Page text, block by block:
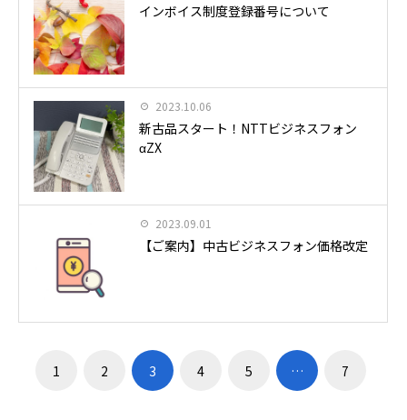
インボイス制度登録番号について
2023.10.06
新古品スタート！NTTビジネスフォン
αZX
2023.09.01
【ご案内】中古ビジネスフォン価格改定
1 2 3 4 5 … 7